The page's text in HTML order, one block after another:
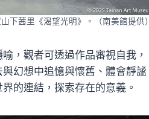
下茜里《渴望光明》。（南美館提供）
，觀者可透過作品審視自我，
幻想中追憶與懷舊、體會靜謐
的連結，探索存在的意義。